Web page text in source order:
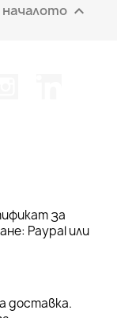
началото 
за
Paypal или
доставка.